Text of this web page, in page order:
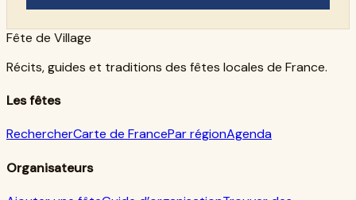
Fête de Village
Récits, guides et traditions des fêtes locales de France.
Les fêtes
RechercherCarte de FrancePar régionAgenda
Organisateurs